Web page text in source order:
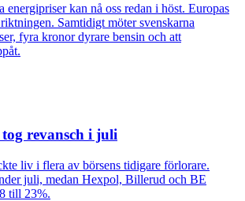
energipriser kan nå oss redan i höst. Europas
Samtidigt möter svenskarna
fyra kronor dyrare bensin och att
revansch i juli
liv i flera av börsens tidigare förlorare.
juli, medan Hexpol, Billerud och BE
till 23%.